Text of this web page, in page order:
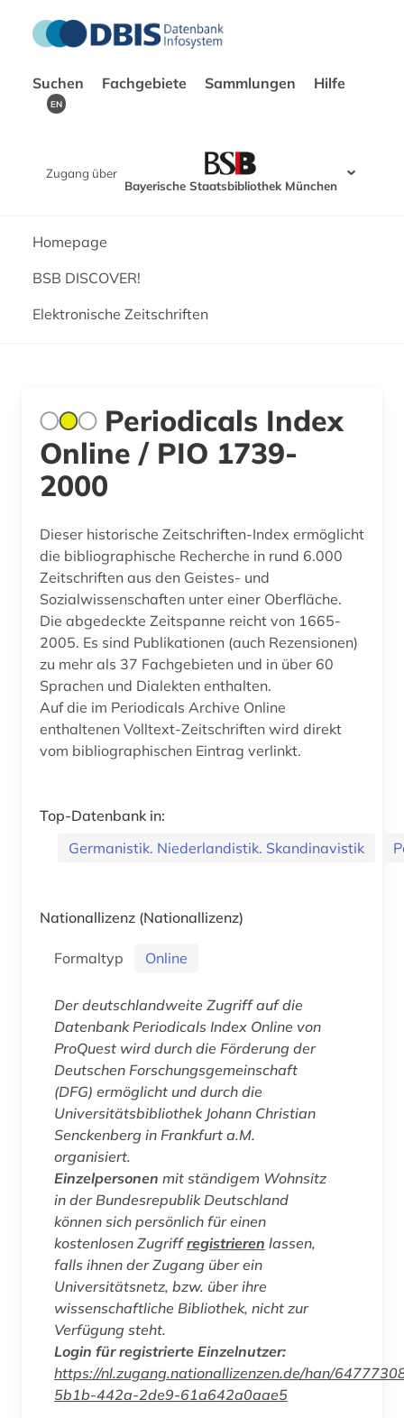
Suchen Fachgebiete Sammlungen Hilfe
EN
Zugang über
Bayerische Staatsbibliothek München
Homepage
BSB DISCOVER!
Elektronische Zeitschriften
Periodicals Index
Online / PIO 1739-
2000
Dieser historische Zeitschriften-Index ermöglicht
die bibliographische Recherche in rund 6.000
Zeitschriften aus den Geistes- und
Sozialwissenschaften unter einer Oberfläche.
Die abgedeckte Zeitspanne reicht von 1665-
2005. Es sind Publikationen (auch Rezensionen)
zu mehr als 37 Fachgebieten und in über 60
Sprachen und Dialekten enthalten.
Auf die im Periodicals Archive Online
enthaltenen Volltext-Zeitschriften wird direkt
vom bibliographischen Eintrag verlinkt.
Top-Datenbank in:
Germanistik. Niederlandistik. Skandinavistik
Nationallizenz (Nationallizenz)
Formaltyp Online
Der deutschlandweite Zugriff auf die
Datenbank Periodicals Index Online von
ProQuest wird durch die Förderung der
Deutschen Forschungsgemeinschaft
(DFG) ermöglicht und durch die
Universitätsbibliothek Johann Christian
Senckenberg in Frankfurt a.M.
organisiert.
Einzelpersonen mit ständigem Wohnsitz
in der Bundesrepublik Deutschland
können sich persönlich für einen
kostenlosen Zugriffregistrieren lassen,
falls ihnen der Zugang über ein
Universitätsnetz, bzw. über ihre
wissenschaftliche Bibliothek, nicht zur
Verfügung steht.
Login für registrierte Einzelnutzer:
https://nl.zugang.nationallizenzen.de/han/
5b1b-442a-2de9-61a642a0aae5